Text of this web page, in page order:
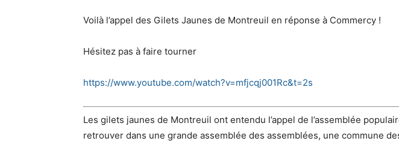
Voilà l’appel des Gilets Jaunes de Montreuil en réponse à Commercy !
Hésitez pas à faire tourner
https://www.youtube.com/watch?v=mfjcqj001Rc&t=2s
Les gilets jaunes de Montreuil ont entendu l’appel de l’assemblée
retrouver dans une grande assemblée des assemblées, une commune